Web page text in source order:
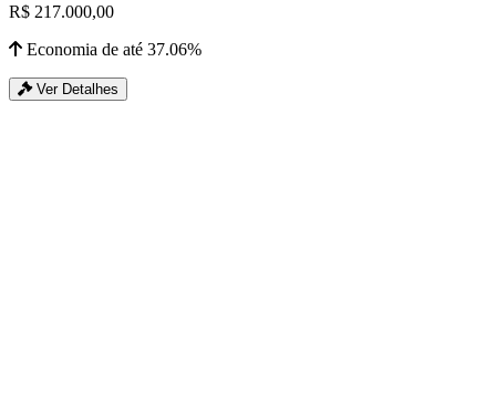
R$ 217.000,00
Economia de até 37.06%
Ver Detalhes